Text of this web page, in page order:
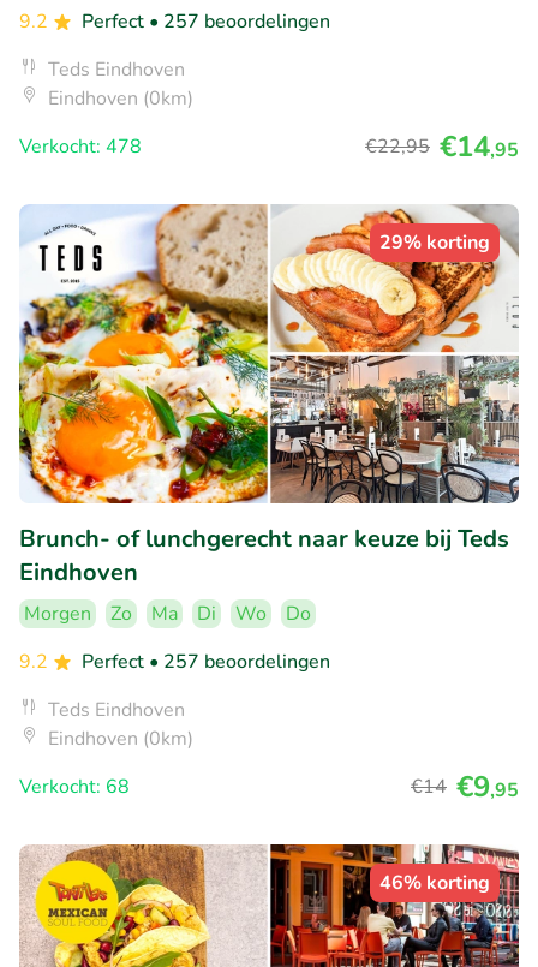
9.2
Perfect • 257 beoordelingen
Teds Eindhoven
Eindhoven (0km)
Verkocht: 478
€22,95 €14,95
29% korting
Brunch- of lunchgerecht naar keuze bij Teds
Eindhoven
Morgen Zo Ma Di Wo
Do
9.2
Perfect • 257 beoordelingen
Teds Eindhoven
Eindhoven (0km)
Verkocht: 68
€14 €9,95
46% korting